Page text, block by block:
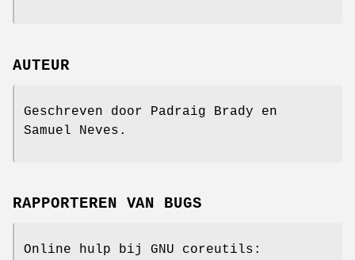
AUTEUR
Geschreven door Padraig Brady en
Samuel Neves.
RAPPORTEREN VAN BUGS
Online hulp bij GNU coreutils: